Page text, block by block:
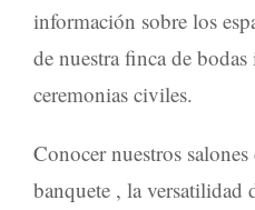
información sobre los
de nuestra finca de bodas
ceremonias civiles.
Conocer nuestros
banquete , la versatilidad